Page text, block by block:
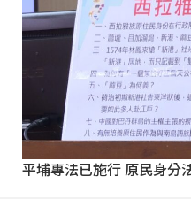
平埔專法已施行 原民身分